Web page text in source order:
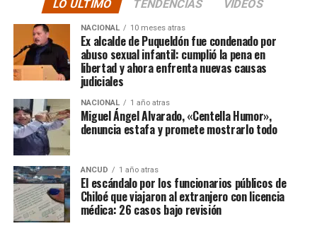
LO ÙLTIMO TENDENCIAS VIDEOS
NACIONAL 10 meses atras
Ex alcalde de Puqueldón fue condenado por
abuso sexual infantil: cumplió la pena en
libertad y ahora enfrenta nuevas causas
judiciales
NACIONAL 1 año atras
Miguel Ángel Alvarado, «Centella Humor»,
denuncia estafa y promete mostrarlo todo
ANCUD 1 año atras
El escándalo por los funcionarios públicos de
Chiloé que viajaron al extranjero con licencia
médica: 26 casos bajo revisión